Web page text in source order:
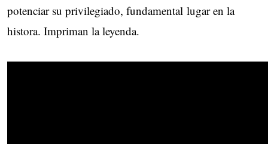
potenciar su privilegiado, fundamental lugar en la
histora. Impriman la leyenda.